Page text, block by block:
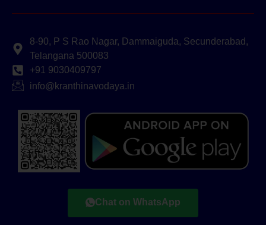
8-90, P S Rao Nagar, Dammaiguda, Secunderabad,
Telangana 500083
+91 9030409797
info@kranthinavodaya.in
Chat on WhatsApp